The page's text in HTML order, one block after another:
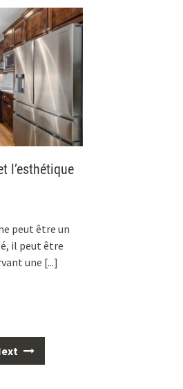
l’esthétique
peut être un
il peut être
une [...]